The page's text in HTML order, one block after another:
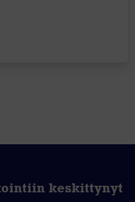
keskittynyt